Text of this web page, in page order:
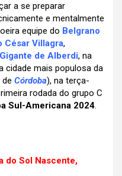
a se preparar
e mentalmente
equipe do Belgrano
César Villagra,
Gigante de Alberdi, na
cidade mais populosa da
Córdoba), na terça-
rodada do grupo C
Sul-Americana 2024.
do Sol Nascente,